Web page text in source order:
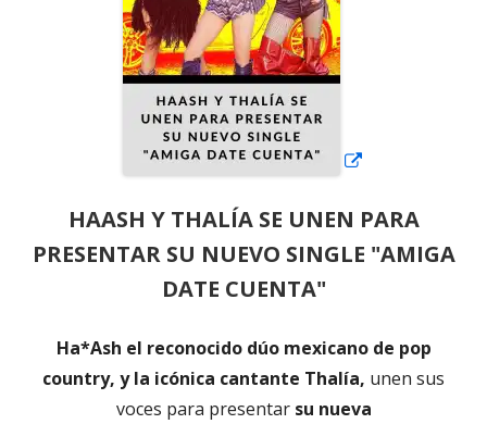
HAASH Y THALÍA SE UNEN PARA
PRESENTAR SU NUEVO SINGLE "AMIGA
DATE CUENTA"
Ha*Ash el reconocido dúo mexicano de pop
country, y la icónica cantante Thalía, unen sus
voces para presentar su nueva